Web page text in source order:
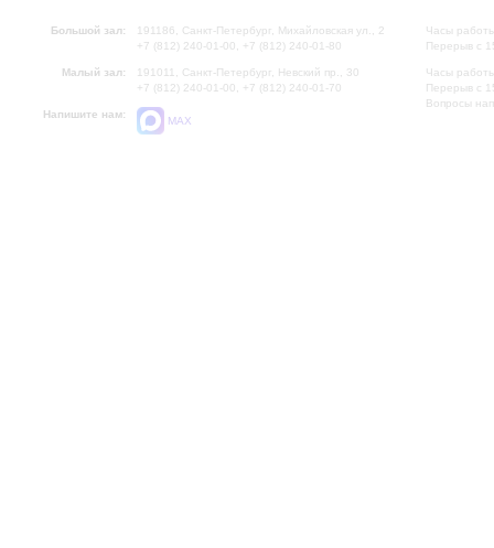
Большой зал:
191186, Санкт-Петербург, Михайловская ул., 2
+7 (812) 240-01-00, +7 (812) 240-01-80
Малый зал:
191011, Санкт-Петербург, Невский пр., 30
+7 (812) 240-01-00, +7 (812) 240-01-70
Напишите нам:
MAX
Часы
Перерыв с
Часы
Перерыв с
Вопросы